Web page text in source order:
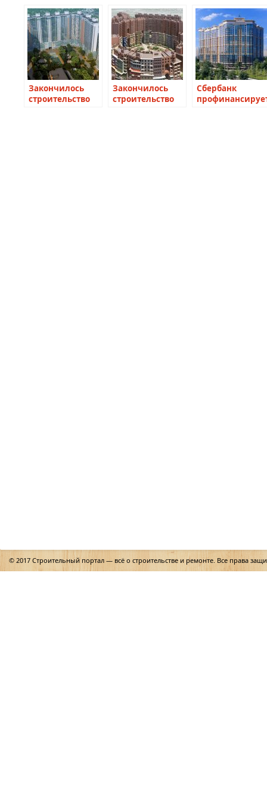
Закончилось
строительство
Закончилось
строительство
Сбербанк
© 2017 Строительный портал — всё о строительстве и ремонте. Все права